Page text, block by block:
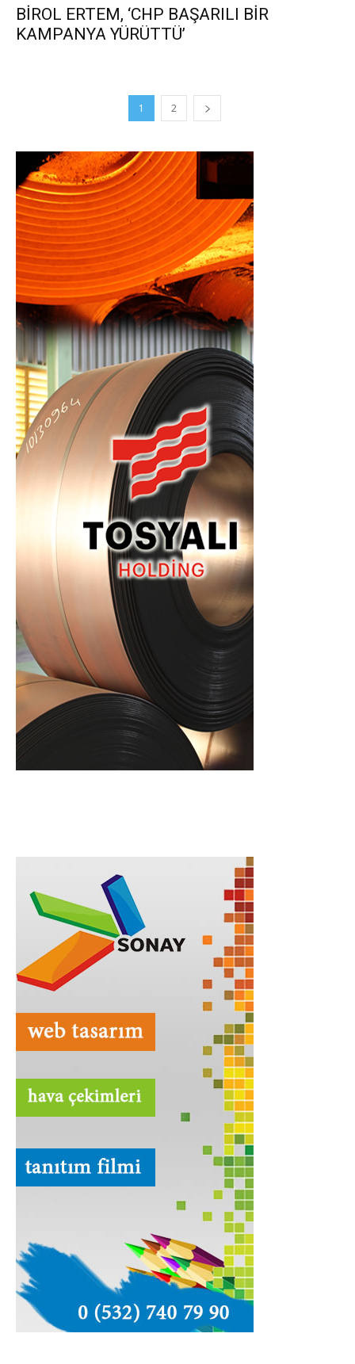
BİROL ERTEM, ‘CHP BAŞARILI BİR
KAMPANYA YÜRÜTTÜ’
1 2